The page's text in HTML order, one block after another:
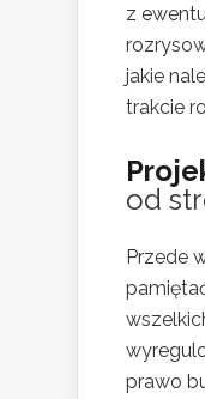
z
jakie
trakcie
od
Przede
prawo